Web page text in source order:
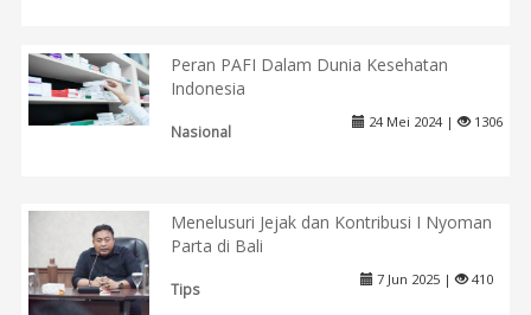
Peran PAFI Dalam Dunia Kesehatan
Indonesia
Nasional
24 Mei 2024 | 1306
Menelusuri Jejak dan Kontribusi I Nyoman
Parta di Bali
Tips
7 Jun 2025 | 410